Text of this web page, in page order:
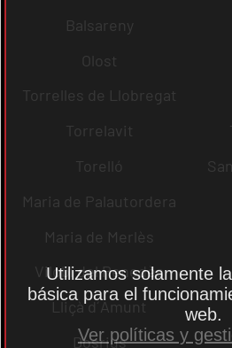
Balsareny
Olost
Torrelles de Llobregat
Torrelavit
Torelló
Maria de Palautordera
Maria de Merlès
Vilobí del Penedès
Lliçà d´Amunt
Dosrius
Utilizamos solamente
básica para el
web.
Ver políticas y